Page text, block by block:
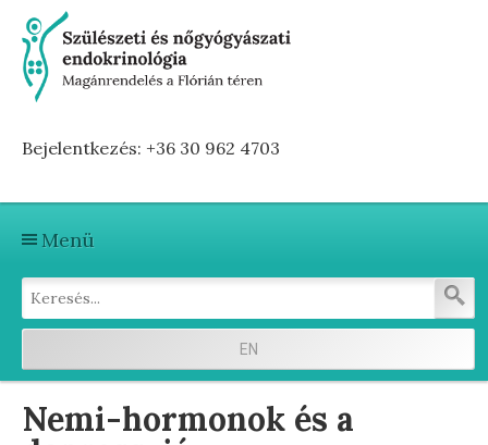
Bejelentkezés: +36 30 962 4703
Menü
Kezdőlap
Szolgáltatások
Első vizitre készülve
Terhesség előtti hormonvizsgálat
EN
Nemi-hormonok és a